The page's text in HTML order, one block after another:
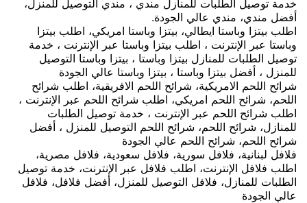
خدمة توصيل الطلبات للمنازل مندي ، مندي التوصيل للمنزل،
أفضل مندي، مندي عالي الجودة.
اطلب بيتزا وباستا ايطالي، بيتزا وباستا امريكي، اطلب بيتزا
وباستا عبر الإنترنت ، اطلب بيتزا وباستا عبر الإنترنت ، خدمة
توصيل الطلبات للمنازل بيتزا وباستا ، بيتزا وباستا التوصيل
للمنزل ، أفضل بيتزا وباستا ، بيتزا وباستا عالي الجودة
شرائح اللحم الامريكية، شرائح اللحم الافريقية، اطلب شرائح
اللحم، شرائح اللحم امريكي، اطلب شرائح اللحم عبر الإنترنت ،
اطلب شرائح اللحم عبر الإنترنت ، خدمة توصيل الطلبات
للمنازل، شرائح اللحم، شرائح اللحم التوصيل للمنزل ، أفضل
شرائح اللحم، شرائح اللحم عالي الجودة
فلافل لبنانية، فلافل سورية، فلافل سعودية، فلافل مصرية،
اطلب فلافل الإنترنت، اطلب فلافل عبر الإنترنت، خدمة توصيل
الطلبات للمنازل، فلافل التوصيل للمنزل، أفضل فلافل، فلافل
عالي الجودة